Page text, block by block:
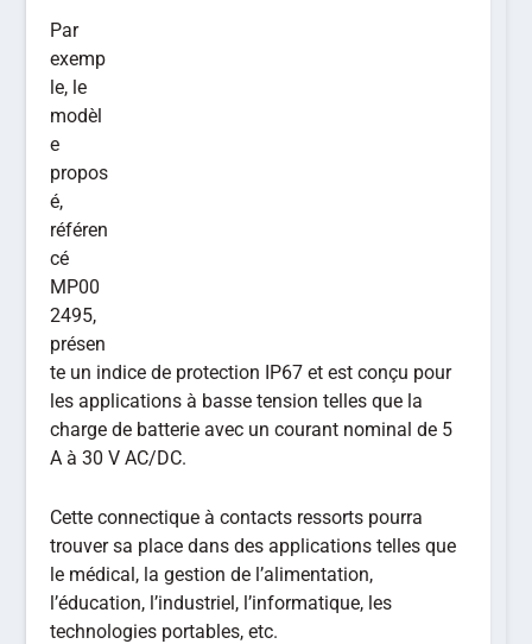
Par
exemp
le, le
modèl
e
propos
é,
référen
cé
MP00
2495,
présen
te un indice de protection IP67 et est conçu pour
les applications à basse tension telles que la
charge de batterie avec un courant nominal de 5
A à 30 V AC/DC.
Cette connectique à contacts ressorts pourra
trouver sa place dans des applications telles que
le médical, la gestion de l’alimentation,
l’éducation, l’industriel, l’informatique, les
technologies portables, etc.